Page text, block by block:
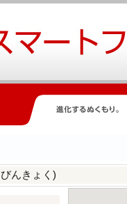
んきょく)